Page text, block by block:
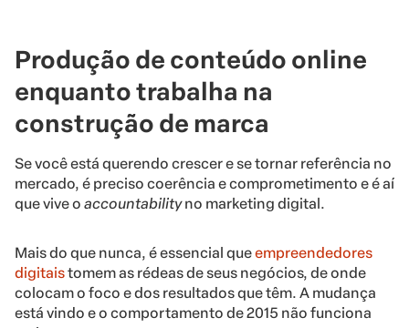
Produção de conteúdo online
enquanto trabalha na
construção de marca
Se você está querendo crescer e se tornar referência no
mercado, é preciso coerência e comprometimento e é aí
que vive o accountabilityno marketing digital.
Mais do que nunca, é essencial queempreendedores
digitaistomem as rédeas de seus negócios, de onde
colocam o foco e dos resultados que têm. A mudança
está vindo e o comportamento de 2015 não funciona